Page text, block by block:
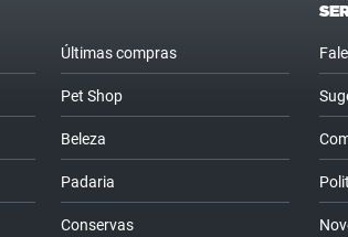
Últimas compras
Pet Shop
Beleza
Padaria
Conservas